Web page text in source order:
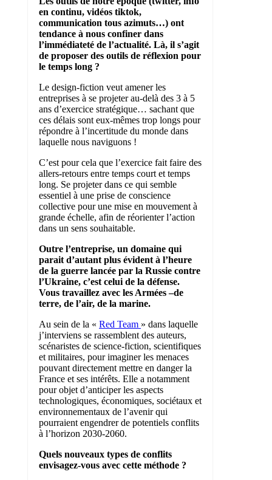
en continu, vidéos tiktok,
communication tous azimuts…) ont
tendance à nous confiner dans
l’immédiateté de l’actualité. Là, il s’agit
de proposer des outils de réflexion pour
le temps long ?
Le design-fiction veut amener les
entreprises à se projeter au-delà des 3 à 5
ans d’exercice stratégique… sachant que
ces délais sont eux-mêmes trop longs pour
répondre à l’incertitude du monde dans
laquelle nous naviguons !
C’est pour cela que l’exercice fait faire des
allers-retours entre temps court et temps
long. Se projeter dans ce qui semble
essentiel à une prise de conscience
collective pour une mise en mouvement à
grande échelle, afin de réorienter l’action
dans un sens souhaitable.
Outre l’entreprise, un domaine qui
parait d’autant plus évident à l’heure
de la guerre lancée par la Russie contre
l’Ukraine, c’est celui de la défense.
Vous travaillez avec les Armées –de
terre, de l’air, de la marine.
Au sein de la «Red Team » dans laquelle
j’interviens se rassemblent des auteurs,
scénaristes de science-fiction, scientifiques
et militaires, pour imaginer les menaces
pouvant directement mettre en danger la
France et ses intérêts. Elle a notamment
pour objet d’anticiper les aspects
technologiques, économiques, sociétaux et
environnementaux de l’avenir qui
pourraient engendrer de potentiels conflits
à l’horizon 2030-2060.
Quels nouveaux types de conflits
envisagez-vous avec cette méthode ?